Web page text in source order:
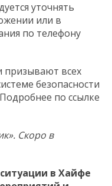
уточнять
или в
по телефону
призывают всех
безопасности
по ссылке
Скоро в
в Хайфе